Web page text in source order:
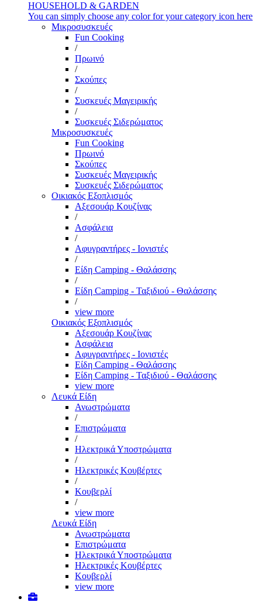
HOUSEHOLD & GARDEN
You can simply choose any color for your category icon here
Μικροσυσκευές
Fun Cooking
/
Πρωινό
/
Σκούπες
/
Συσκευές Μαγειρικής
/
Συσκευές Σιδερώματος
Μικροσυσκευές
Fun Cooking
Πρωινό
Σκούπες
Συσκευές Μαγειρικής
Συσκευές Σιδερώματος
Οικιακός Εξοπλισμός
Αξεσουάρ Κουζίνας
/
Ασφάλεια
/
Αφυγραντήρες - Ιονιστές
/
Είδη Camping - Θαλάσσης
/
Είδη Camping - Ταξιδιού - Θαλάσσης
/
view more
Οικιακός Εξοπλισμός
Αξεσουάρ Κουζίνας
Ασφάλεια
Αφυγραντήρες - Ιονιστές
Είδη Camping - Θαλάσσης
Είδη Camping - Ταξιδιού - Θαλάσσης
view more
Λευκά Είδη
Ανωστρώματα
/
Επιστρώματα
/
Ηλεκτρικά Υποστρώματα
/
Ηλεκτρικές Κουβέρτες
/
Κουβερλί
/
view more
Λευκά Είδη
Ανωστρώματα
Επιστρώματα
Ηλεκτρικά Υποστρώματα
Ηλεκτρικές Κουβέρτες
Κουβερλί
view more